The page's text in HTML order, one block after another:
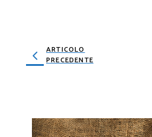
ARTICOLO
PRECEDENTE